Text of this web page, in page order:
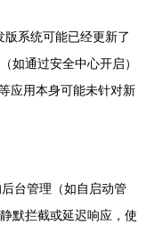
系统可能已经更新了
如通过安全中心开启）
应用本身可能未针对新
台管理（如自启动管
默拦截或延迟响应，使